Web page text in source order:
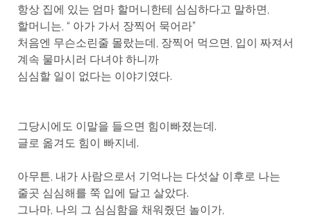
항상 집에 있는 엄마 할머니한테 심심하다고 말하면,
할머니는, “ 아가 가서 장찍어 묵어라”
처음엔 무슨소린줄 몰랐는데, 장찍어 먹으면, 입이 짜져서
계속 물마시러 다녀야 하니까
심심할 일이 없다는 이야기였다.
그당시에도 이말을 들으면 힘이빠졌는데.
글로 옮겨도 힘이 빠지네.
아무튼, 내가 사람으로서 기억나는 다섯살 이후로 나는
줄곳 심심해를 쭉 입에 달고 살았다.
그나마, 나의 그 심심함을 채워줬던 놀이가,